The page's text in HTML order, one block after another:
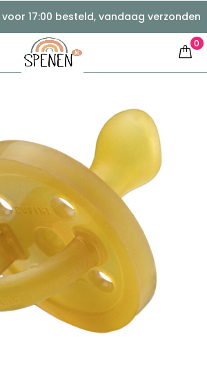
0
17:00 besteld, vandaag verzonden